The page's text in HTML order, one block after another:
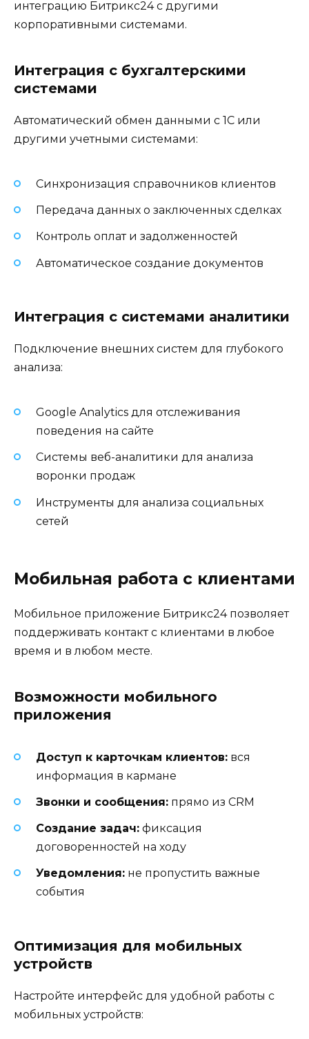
интеграцию Битрикс24 с другими
корпоративными системами.
Интеграция с бухгалтерскими
системами
Автоматический обмен данными с 1С или
другими учетными системами:
Синхронизация справочников клиентов
Передача данных о заключенных сделках
Контроль оплат и задолженностей
Автоматическое создание документов
Интеграция с системами аналитики
Подключение внешних систем для глубокого
анализа:
Google Analytics для отслеживания
поведения на сайте
Системы веб-аналитики для анализа
воронки продаж
Инструменты для анализа социальных
сетей
Мобильная работа с клиентами
Мобильное приложение Битрикс24 позволяет
поддерживать контакт с клиентами в любое
время и в любом месте.
Возможности мобильного
приложения
Доступ к карточкам клиентов: вся
информация в кармане
Звонки и сообщения: прямо из CRM
Создание задач: фиксация
договоренностей на ходу
Уведомления: не пропустить важные
события
Оптимизация для мобильных
устройств
Настройте интерфейс для удобной работы с
мобильных устройств: